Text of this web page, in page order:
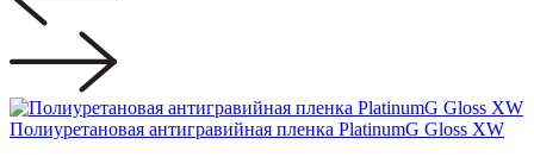
Полиуретановая антигравийная пленка PlatinumG Gloss XW